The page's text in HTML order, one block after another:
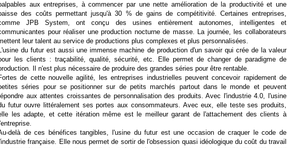
aux entreprises, à commencer par une nette amélioration de la productivité et une
des coûts permettant jusqu'à 30 % de gains de compétitivité. Certaines entreprises,
JPB System, ont conçu des usines entièrement autonomes, intelligentes et
pour réaliser une production nocturne de masse. La journée, les collaborateurs
leur talent au service de productions plus complexes et plus personnalisées.
du futur est aussi une immense machine de production d'un savoir qui crée de la valeur
les clients : traçabilité, qualité, sécurité, etc. Elle permet de changer de paradigme de
Il n'est plus nécessaire de produire des grandes séries pour être rentable.
de cette nouvelle agilité, les entreprises industrielles peuvent concevoir rapidement de
séries pour se positionner sur de petits marchés partout dans le monde et peuvent
aux attentes croissantes de personnalisation des produits. Avec l'industrie 4.0, l'usine
futur ouvre littéralement ses portes aux consommateurs. Avec eux, elle teste ses produits,
les adapte, et cette itération même est le meilleur garant de l'attachement des clients à
l'entreprise.
delà de ces bénéfices tangibles, l'usine du futur est une occasion de craquer le code de
l'industrie française. Elle nous permet de sortir de l'obsession quasi idéologique du coût du travail